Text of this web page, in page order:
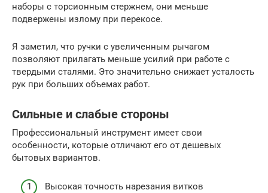
наборы с торсионным стержнем, они меньше
подвержены излому при перекосе.
Я заметил, что ручки с увеличенным рычагом
позволяют прилагать меньше усилий при работе с
твердыми сталями. Это значительно снижает усталость
рук при больших объемах работ.
Сильные и слабые стороны
Профессиональный инструмент имеет свои
особенности, которые отличают его от дешевых
бытовых вариантов.
Высокая точность нарезания витков